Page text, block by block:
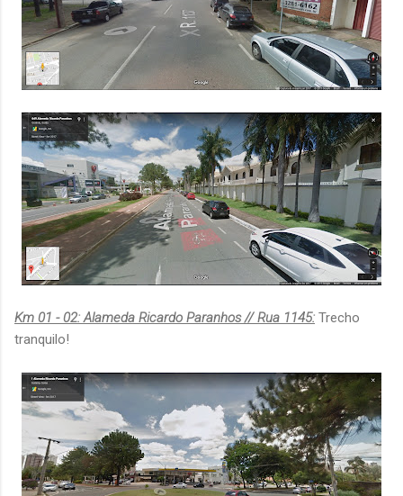
Km 01 - 02: Alameda Ricardo Paranhos // Rua 1145: Trecho
tranquilo!